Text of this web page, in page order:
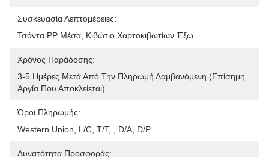
Συσκευασία Λεπτομέρειες:
Τσάντα PP Μέσα, Κιβώτιο Χαρτοκιβωτίων Έξω
Χρόνος Παράδοσης:
3-5 Ημέρες Μετά Από Την Πληρωμή Λαμβανόμενη (επίσημη
Αργία Που Αποκλείεται)
Όροι Πληρωμής:
Western Union, L/C, T/T, , D/A, D/P
Δυνατότητα Προσφοράς: